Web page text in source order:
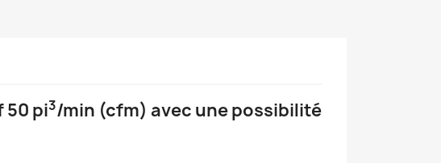
50 pi3/min (cfm) avec une possibilité